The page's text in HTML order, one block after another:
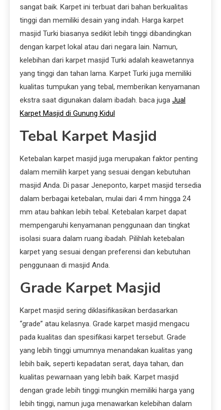
sangat baik. Karpet ini terbuat dari bahan berkualitas
tinggi dan memiliki desain yang indah. Harga karpet
masjid Turki biasanya sedikit lebih tinggi dibandingkan
dengan karpet lokal atau dari negara lain. Namun,
kelebihan dari karpet masjid Turki adalah keawetannya
yang tinggi dan tahan lama. Karpet Turki juga memiliki
kualitas tumpukan yang tebal, memberikan kenyamanan
ekstra saat digunakan dalam ibadah. baca juga Jual
Karpet Masjid di Gunung Kidul
Tebal Karpet Masjid
Ketebalan karpet masjid juga merupakan faktor penting
dalam memilih karpet yang sesuai dengan kebutuhan
masjid Anda. Di pasar Jeneponto, karpet masjid tersedia
dalam berbagai ketebalan, mulai dari 4 mm hingga 24
mm atau bahkan lebih tebal. Ketebalan karpet dapat
mempengaruhi kenyamanan penggunaan dan tingkat
isolasi suara dalam ruang ibadah. Pilihlah ketebalan
karpet yang sesuai dengan preferensi dan kebutuhan
penggunaan di masjid Anda.
Grade Karpet Masjid
Karpet masjid sering diklasifikasikan berdasarkan
“grade” atau kelasnya. Grade karpet masjid mengacu
pada kualitas dan spesifikasi karpet tersebut. Grade
yang lebih tinggi umumnya menandakan kualitas yang
lebih baik, seperti kepadatan serat, daya tahan, dan
kualitas pewarnaan yang lebih baik. Karpet masjid
dengan grade lebih tinggi mungkin memiliki harga yang
lebih tinggi, namun juga menawarkan kelebihan dalam